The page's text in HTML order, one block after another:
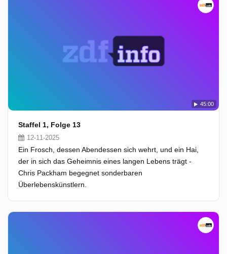
45:00
Staffel 1, Folge 13
12-11-2025
Ein Frosch, dessen Abendessen sich wehrt, und ein Hai,
der in sich das Geheimnis eines langen Lebens trägt -
Chris Packham begegnet sonderbaren
Überlebenskünstlern.